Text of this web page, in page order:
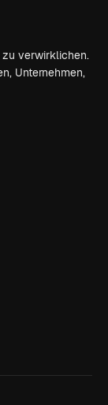
zu verwirklichen.
Unternehmen,